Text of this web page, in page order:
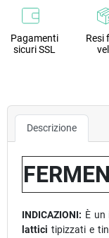
Pagamenti
sicuri SSL
Resi
Descrizione
INDICAZIONI: È un
lattici tipizzati e